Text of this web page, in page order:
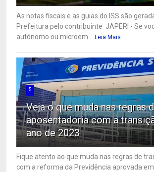
As notas fiscais e as guias do ISS são
Prefeitura pelo contribuinte JAPERI - Se
autônomo ou microem...
Leia Mais
5
Veja o que muda nas regras
aposentadoria com a
ano de 2023
Fique atento ao que muda nas regras de
com a reforma da Previdência aprovada